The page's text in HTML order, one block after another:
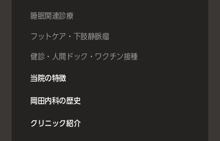
睡眠関連診療
フットケア・下肢静脈瘤
健診・人間ドック・ワクチン接種
当院の特徴
岡田内科の歴史
クリニック紹介